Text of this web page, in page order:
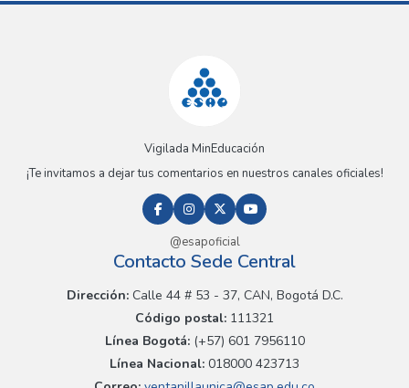
Vigilada MinEducación
¡Te invitamos a dejar tus comentarios en nuestros canales oficiales!
@esapoficial
Contacto Sede Central
Dirección:Calle 44 # 53 - 37, CAN, Bogotá D.C.
Código postal: 111321
Línea Bogotá:(+57) 601 7956110
Línea Nacional: 018000 423713